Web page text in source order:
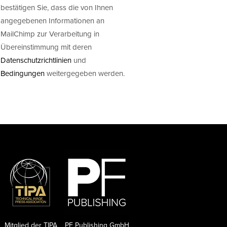
bestätigen Sie, dass die von Ihnen
angegebenen Informationen an
MailChimp zur Verarbeitung in
Übereinstimmung mit deren
Datenschutzrichtlinien und
Bedingungenweitergegeben werden.
PF Publishing GmbH
Mitglied der TIPA